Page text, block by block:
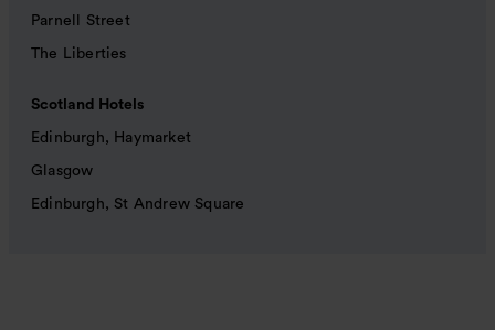
Parnell Street
The Liberties
Scotland Hotels
Edinburgh, Haymarket
Glasgow
Edinburgh, St Andrew Square